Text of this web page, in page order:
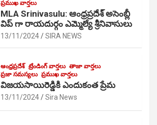
ప్రముఖ వార్తలు
MLA Srinivasulu: ఆంధ్రప్రదేశ్ అసెంబ్లీ
విప్ గా రాయదుర్గం ఎమ్మెల్యే శ్రీనివాసులు
13/11/2024 SIRA NEWS
ఆంధ్రప్రదేశ్ ట్రేండింగ్ వార్తలు తాజా వార్తలు
ప్రజా సమస్యలు ప్రముఖ వార్తలు
విజయసాయిరెడ్డికి ఎందుకంత ప్రేమ
13/11/2024 Sira News